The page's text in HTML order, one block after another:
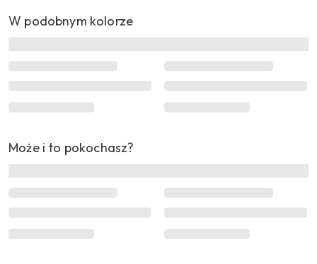
W podobnym kolorze
Może i to pokochasz?